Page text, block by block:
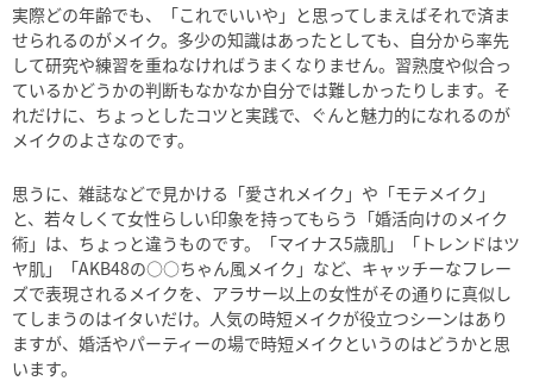
実際どの年齢でも、「これでいいや」と思ってしまえばそれで済ま
せられるのがメイク。多少の知識はあったとしても、自分から率先
して研究や練習を重ねなければうまくなりません。習熟度や似合っ
ているかどうかの判断もなかなか自分では難しかったりします。そ
れだけに、ちょっとしたコツと実践で、ぐんと魅力的になれるのが
メイクのよさなのです。
思うに、雑誌などで見かける「愛されメイク」や「モテメイク」
と、若々しくて女性らしい印象を持ってもらう「婚活向けのメイク
術」は、ちょっと違うものです。「マイナス5歳肌」「トレンドはツ
ヤ肌」「AKB48の○○ちゃん風メイク」など、キャッチーなフレー
ズで表現されるメイクを、アラサー以上の女性がその通りに真似し
てしまうのはイタいだけ。人気の時短メイクが役立つシーンはあり
ますが、婚活やパーティーの場で時短メイクというのはどうかと思
います。